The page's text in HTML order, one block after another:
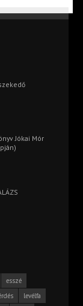
Jókai Mór
esszé
levélfa